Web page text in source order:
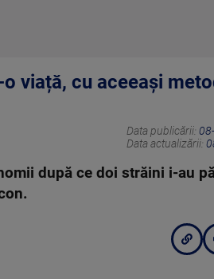
viață, cu aceeași
Data publicării:
Data actualizării:
după ce doi străini i-au